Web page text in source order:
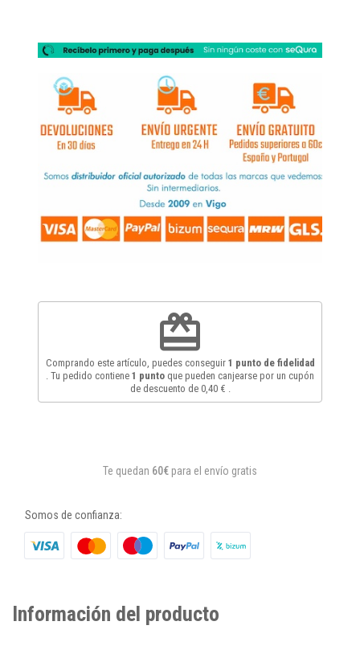
redeem
Comprando este artículo, puedes conseguir 1 punto de fidelidad
. Tu pedido contiene 1 punto que pueden canjearse por un cupón
de descuento de 0,40 €
Te quedan 60€ para el envío gratis
Somos de confianza:
Información del producto